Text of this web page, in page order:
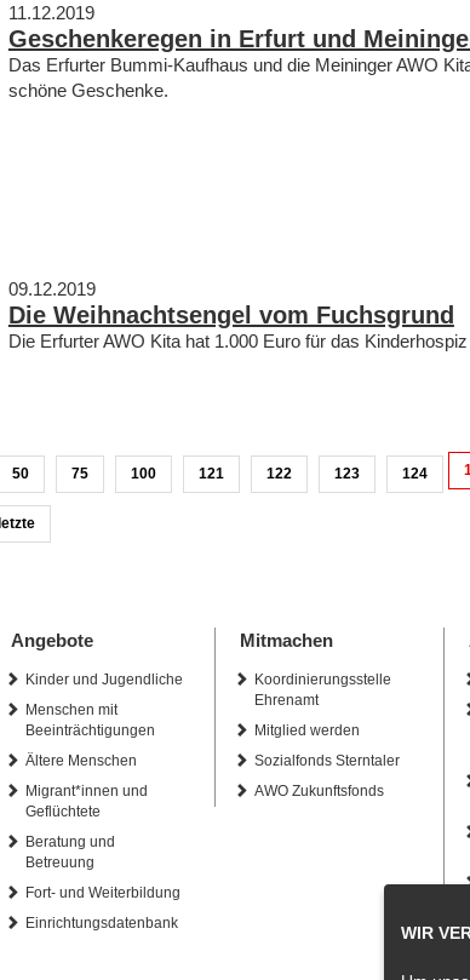
11.12.2019
Geschenkeregen in Erfurt und
Das Erfurter Bummi-Kaufhaus und die Meininger AWO
schöne Geschenke.
09.12.2019
Die Weihnachtsengel vom Fuchsgrund
Die Erfurter AWO Kita hat 1.000 Euro für das
50 75 100 121 122 123 124
letzte
Angebote
Kinder und Jugendliche
Menschen mit
Beeinträchtigungen
Ältere Menschen
Migrant*innen und
Geflüchtete
Beratung und
Betreuung
Fort- und Weiterbildung
Einrichtungsdatenbank
Mitmachen
Koordinierungsstelle
Ehrenamt
Mitglied werden
Sozialfonds Sterntaler
AWO Zukunftsfonds
WIR